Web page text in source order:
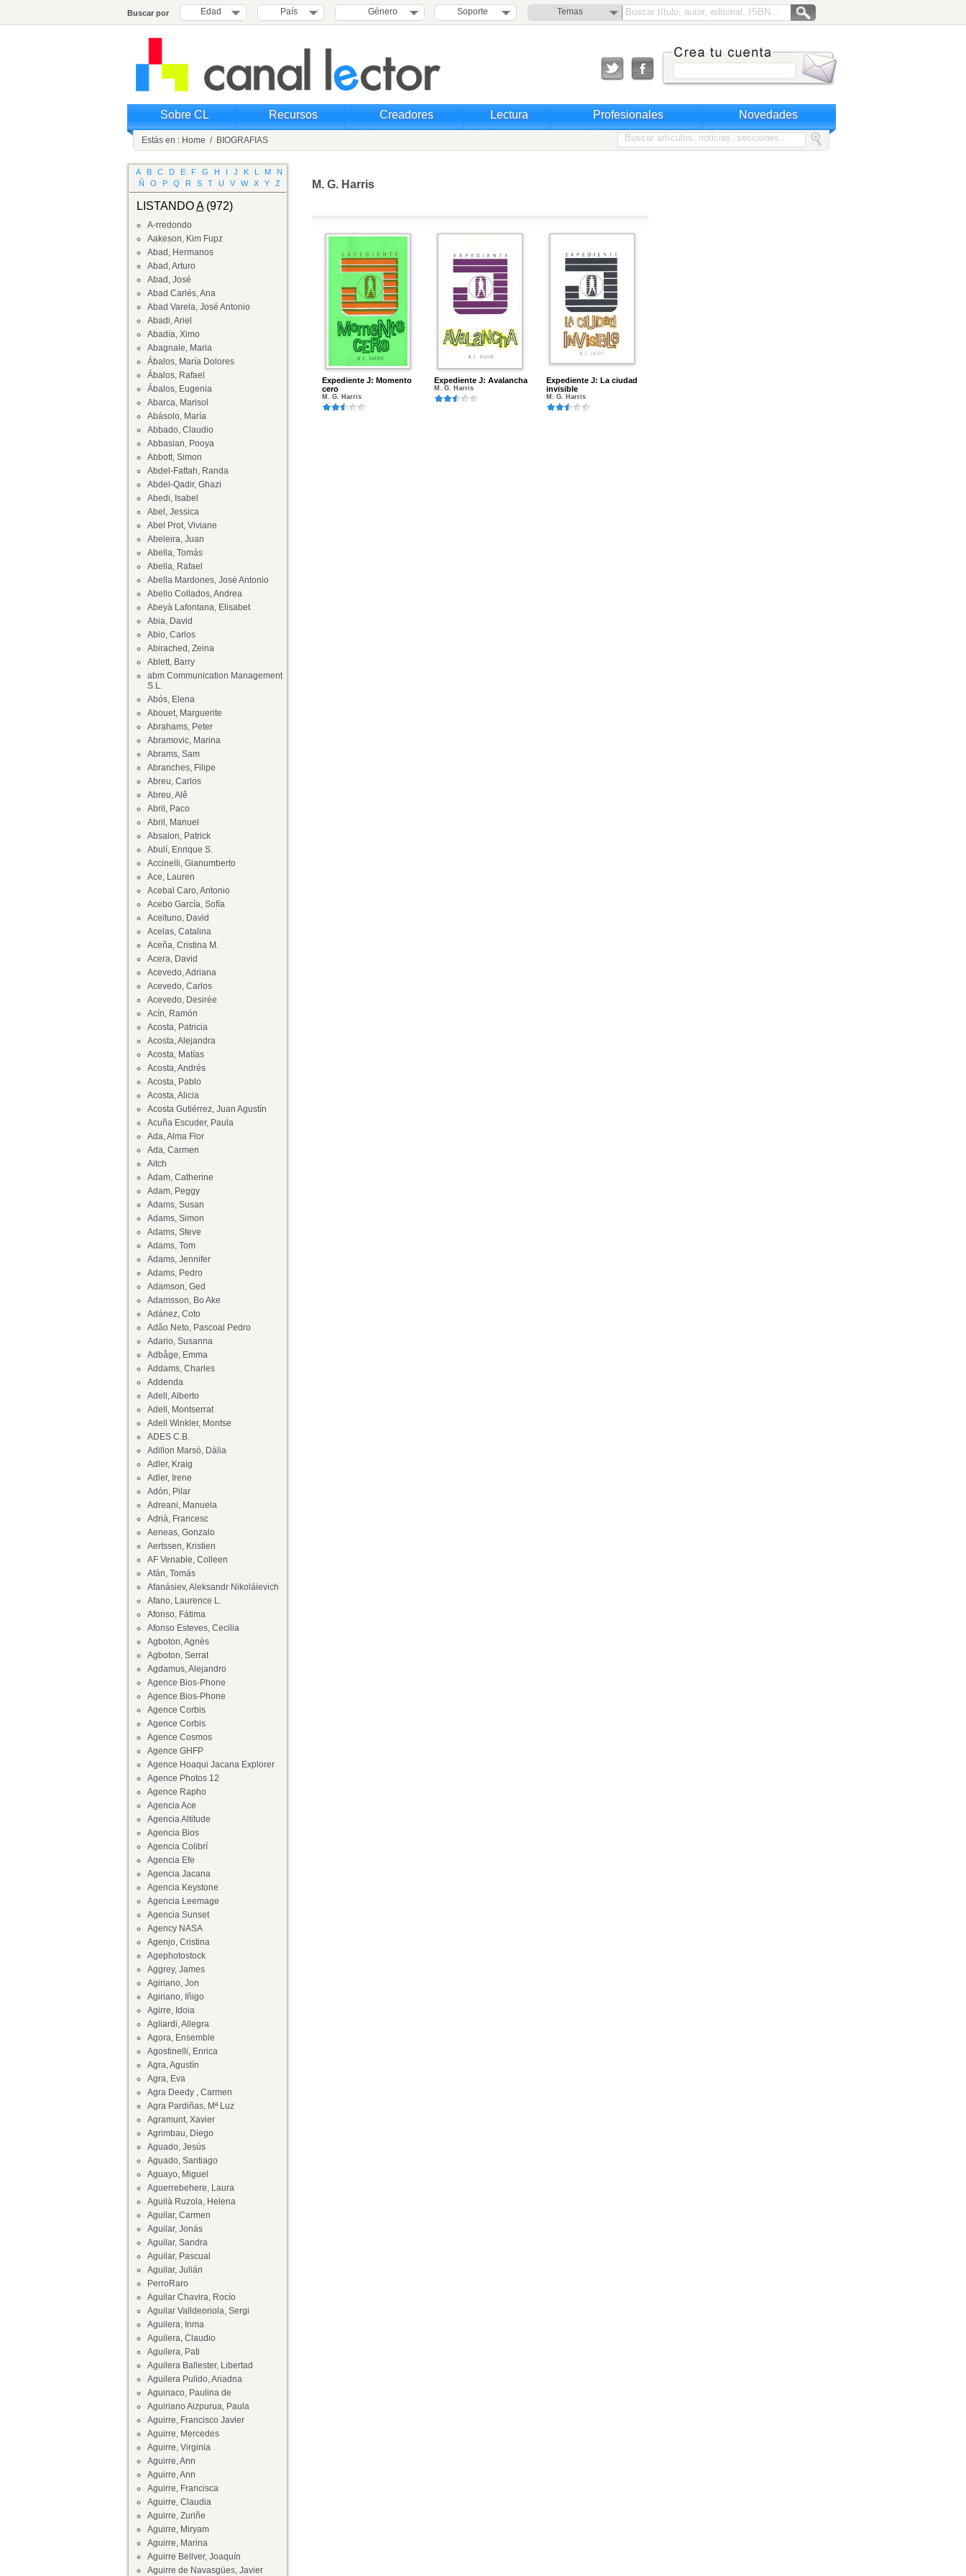
Buscar por Edad País Género Soporte Temas
Sobre CL Recursos Creadores Lectura Profesionales Novedades
Estás en : Home / BIOGRAFIAS
A B C D E F G H I J K L M
N
Ñ
O P Q R S T U V W X Y Z
LISTANDOA(972)
A-rredondo
Aakeson, Kim Fupz
Abad, Hermanos
Abad, Arturo
Abad, José
Abad Carlés, Ana
Abad Varela, José Antonio
Abadi, Ariel
Abadía, Ximo
Abagnale, Maria
Ábalos, María Dolores
Ábalos, Rafael
Ábalos, Eugenia
Abarca, Marisol
Abásolo, María
Abbado, Claudio
Abbasian, Pooya
Abbott, Simon
Abdel-Fattah, Randa
Abdel-Qadir, Ghazi
Abedi, Isabel
Abel, Jessica
Abel Prot, Viviane
Abeleira, Juan
Abella, Tomás
Abella, Rafael
Abella Mardones, José Antonio
Abello Collados, Andrea
Abeyà Lafontana, Elisabet
Abia, David
Abio, Carlos
Abirached, Zeina
Ablett, Barry
abm Communication Management
S.L.
Abós, Elena
Abouet, Marguerite
Abrahams, Peter
Abramovic, Marina
Abrams, Sam
Abranches, Filipe
Abreu, Carlos
Abreu, Alê
Abril, Paco
Abril, Manuel
Absalon, Patrick
Abulí, Enrique S.
Accinelli, Gianumberto
Ace, Lauren
Acebal Caro, Antonio
Acebo García, Sofía
Aceituno, David
Acelas, Catalina
Aceña, Cristina M.
Acera, David
Acevedo, Adriana
Acevedo, Carlos
Acevedo, Desirée
Acín, Ramón
Acosta, Patricia
Acosta, Alejandra
Acosta, Matías
Acosta, Andrés
Acosta, Pablo
Acosta, Alicia
Acosta Gutiérrez, Juan Agustín
Acuña Escuder, Paula
Ada, Alma Flor
Ada, Carmen
Aitch
Adam, Catherine
Adam, Peggy
Adams, Susan
Adams, Simon
Adams, Steve
Adams, Tom
Adams, Jennifer
Adams, Pedro
Adamson, Ged
Adamsson, Bo Ake
Adánez, Coto
Adâo Neto, Pascoal Pedro
Adario, Susanna
Adbåge, Emma
Addams, Charles
Addenda
Adell, Alberto
Adell, Montserrat
Adell Winkler, Montse
ADES C.B.
Adillon Marsó, Dàlia
Adler, Kraig
Adler, Irene
Adón, Pilar
Adreani, Manuela
Adrià, Francesc
Aeneas, Gonzalo
Aertssen, Kristien
AF Venable, Colleen
Afán, Tomás
Afanásiev, Aleksandr Nikoláievich
Afano, Laurence L.
Afonso, Fátima
Afonso Esteves, Cecilia
Agboton, Agnès
Agboton, Serrat
Agdamus, Alejandro
Agence Bios-Phone
Agence Bios-Phone
Agence Corbis
Agence Corbis
Agence Cosmos
Agence GHFP
Agence Hoaqui Jacana Explorer
Agence Photos 12
Agence Rapho
Agencia Ace
Agencia Altitude
Agencia Bios
Agencia Colibrí
Agencia Efe
Agencia Jacana
Agencia Keystone
Agencia Leemage
Agencia Sunset
Agency NASA
Agenjo, Cristina
Agephotostock
Aggrey, James
Agiriano, Jon
Agiriano, Iñigo
Agirre, Idoia
Agliardi, Allegra
Agora, Ensemble
Agostinelli, Enrica
Agra, Agustín
Agra, Eva
Agra Deedy , Carmen
Agra Pardiñas, Mª Luz
Agramunt, Xavier
Agrimbau, Diego
Aguado, Jesús
Aguado, Santiago
Aguayo, Miguel
Aguerrebehere, Laura
Aguilà Ruzola, Helena
Aguilar, Carmen
Aguilar, Jonás
Aguilar, Sandra
Aguilar, Pascual
Aguilar, Julián
PerroRaro
Aguilar Chavira, Rocío
Aguilar Valldeoriola, Sergi
Aguilera, Inma
Aguilera, Claudio
Aguilera, Pati
Aguilera Ballester, Libertad
Aguilera Pulido, Ariadna
Aguinaco, Paulina de
Aguiriano Aizpurua, Paula
Aguirre, Francisco Javier
Aguirre, Mercedes
Aguirre, Virginia
Aguirre, Ann
Aguirre, Ann
Aguirre, Francisca
Aguirre, Claudia
Aguirre, Zuriñe
Aguirre, Miryam
Aguirre, Marina
Aguirre Bellver, Joaquín
Aguirre de Navasgües, Javier
M. G. Harris
Expediente J: Momento
cero
M. G. Harris
Expediente J: Avalancha
M. G. Harris
Expediente J: La ciudad
invisible
M. G. Harris